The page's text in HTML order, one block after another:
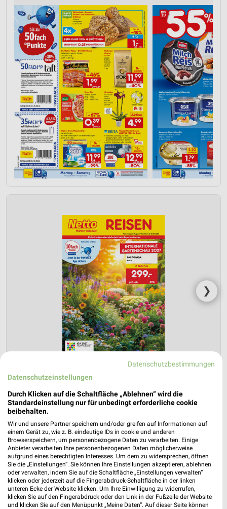
❯
Netto Marken-Discount Prospekt für
Eschweiler ab Do. den 30.07.
Reisemagazin August 2026
Gültig von 30. Jul. bis 31. Aug.
📅 Kalendereintrag erstellen
PROSPEKT BLÄTTERN
Datenschutzbestimmungen
Datenschutzeinstellungen
Durch Klicken auf die Schaltfläche „Ablehnen“ wird die
Standardeinstellung nur für unbedingt erforderliche cookie
beibehalten.
Wir und unsere Partner speichern und/oder greifen auf Informationen auf
einem Gerät zu, wie z. B. eindeutige IDs in cookie und anderen
Browserspeichern, um personenbezogene Daten zu verarbeiten. Einige
Anbieter verarbeiten Ihre personenbezogenen Daten möglicherweise
aufgrund eines berechtigten Interesses. Um dem zu widersprechen, öffnen
Sie die „Einstellungen“. Sie können Ihre Einstellungen akzeptieren, ablehnen
oder verwalten, indem Sie auf die Schaltfläche „Einstellungen verwalten“
klicken oder jederzeit auf die Fingerabdruck-Schaltfläche in der linken
unteren Ecke der Website klicken. Um Ihre Einwilligung zu widerrufen,
klicken Sie auf den Fingerabdruck oder den Link in der Fußzeile der Website
und klicken Sie auf den Menüpunkt „Meine Daten“. Auf dieser Seite können